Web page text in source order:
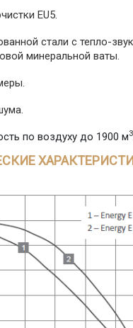
EU5.
стали с тепло-
минеральной ваты.
по воздуху до 1900 м3